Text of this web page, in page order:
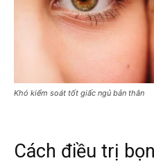
Khó kiểm soát tốt giấc ngủ bản thân
Cách điều trị